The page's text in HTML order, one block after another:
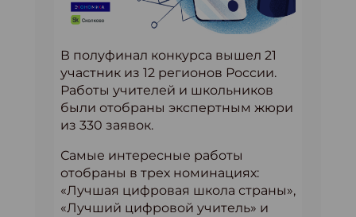
В полуфинал конкурса вышел 21
участник из 12 регионов России.
Работы учителей и школьников
были отобраны экспертным жюри
из 330 заявок.
Самые интересные работы
отобраны в трех номинациях:
«Лучшая цифровая школа страны»,
«Лучший цифровой учитель» и